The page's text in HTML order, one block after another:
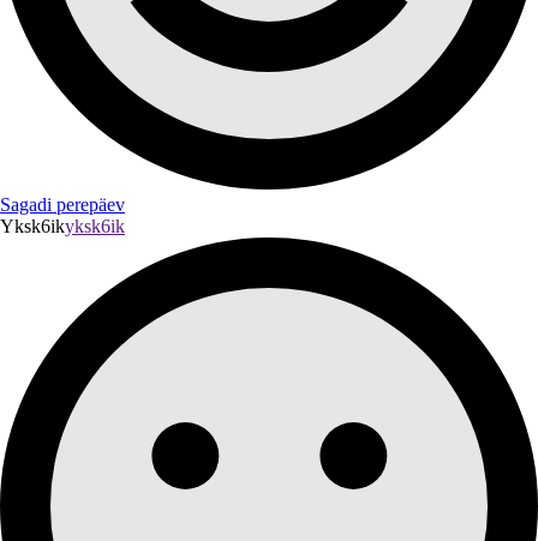
Sagadi perepäev
Yksk6ikyksk6ik